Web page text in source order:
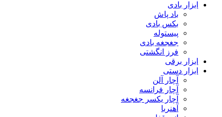
ابزار بادی
باد پاش
بکس بادی
پیستوله
جغجغه بادی
فرز انگشتی
ابزار برقی
ابزار دستی
آچار آلن
آچار فرانسه
آچار یکسر جغجغه
آهنربا